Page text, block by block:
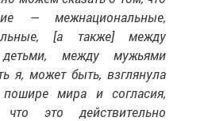
— межнациональные,
[а также] между
между мужьями
я, может быть, взглянула
мира и согласия,
это действительно